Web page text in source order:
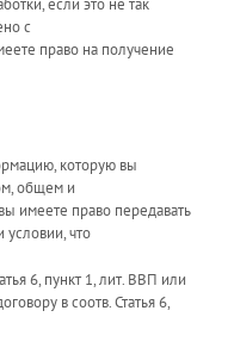
если это не так
с
право на получение
которую вы
общем и
имеете право передавать
что
6, пункт 1, лит. ВВП или
в соотв. Статья 6,